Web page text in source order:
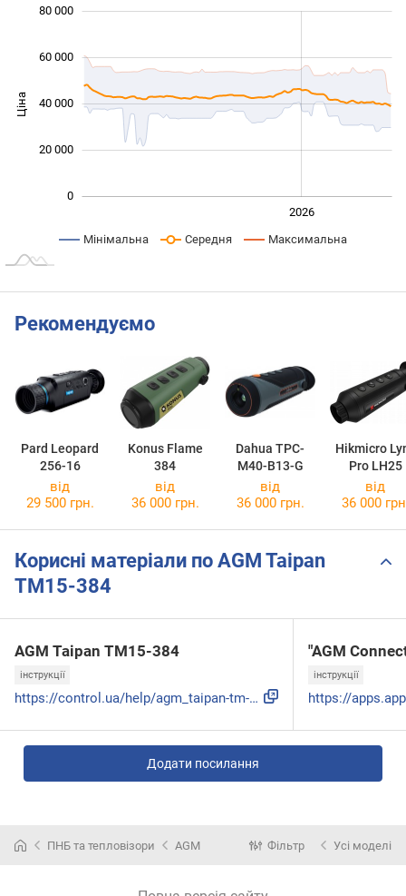
Ціна 10 000
0
20 000
40 000
60 000
80 000
2026
Мінімальна Середня Максимальна
Рекомендуємо
Pard Leopard
256-16
Konus Flame
384
Dahua TPC-
M40-B13-G
Hikmicro
Pro LH25
від
29 500 грн.
від
36 000 грн.
від
36 000 грн.
від
36 000
Корисні матеріали по AGM Taipan
TM15-384
AGM Taipan TM15-384
інструкції
https://control.ua/help/agm_taipan-tm-384_ua.pdf
"AGM
інструкції
Додати посилання
ПНБ та тепловізори AGM Фільтр Усі моделі